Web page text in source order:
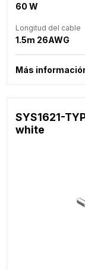
60 W
Longitud del cable
1.5m 26AWG
Más
SYS1621-
white